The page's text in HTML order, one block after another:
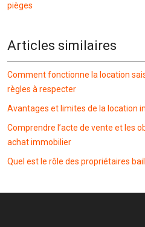
pièges
Articles similaires
Comment fonctionne la location
règles à respecter
Avantages et limites de la location
Comprendre l’acte de vente et les
achat immobilier
Quel est le rôle des propriétaires